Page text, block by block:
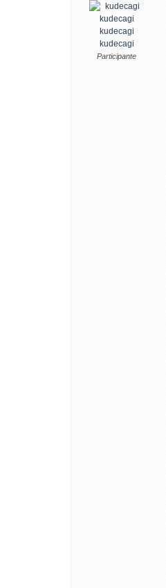
kudecagi
kudecagi
Participante